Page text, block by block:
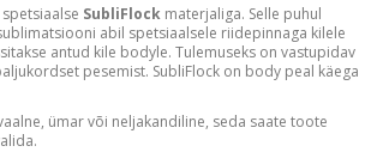
SubliFlock materjaliga. Selle puhul
abil spetsiaalsele riidepinnaga kilele
antud kile bodyle. Tulemuseks on vastupidav
pesemist. SubliFlock on body peal käega
ümar või neljakandiline, seda saate toote